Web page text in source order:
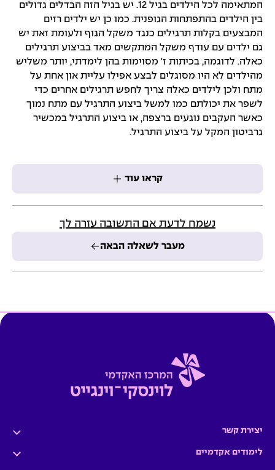
המתאימה לכל הילדים בגיל 12. יש בגיל הזה הבדלים גדולים
בין הילדים בהתפתחות הגופנית. כמו כן יש ילדים רזים
המבצעים בקלות תרגילים כנגד משקל הגוף ולעומת זאת יש
גם ילדים עם עודף משקל המתקשים מאד בביצוע תרגילים
כאלה. לדוגמה, בכיתות ז' מסוימות בהן לימדתי, יותר משליש
מהילדים לא היו מסוגלים לבצע אפילו עליית און אחת על
מתח ולכן לילדים כאלה צריך לחפש תרגילים אחרים כדי
לשפר את יכולתם כמו למשל ביצוע התרגיל עם מתח נמוך
כאשר העקבים נוגעים ברצפה, או ביצוע התרגיל במכשיר
גרביטון המקל על ביצוע התרגיל.
קראו עוד
נשמח לדעת אם התשובה עזרה לך
מעבר לשאלה הבאה
יצירת קשר
לימודים אקדמיים